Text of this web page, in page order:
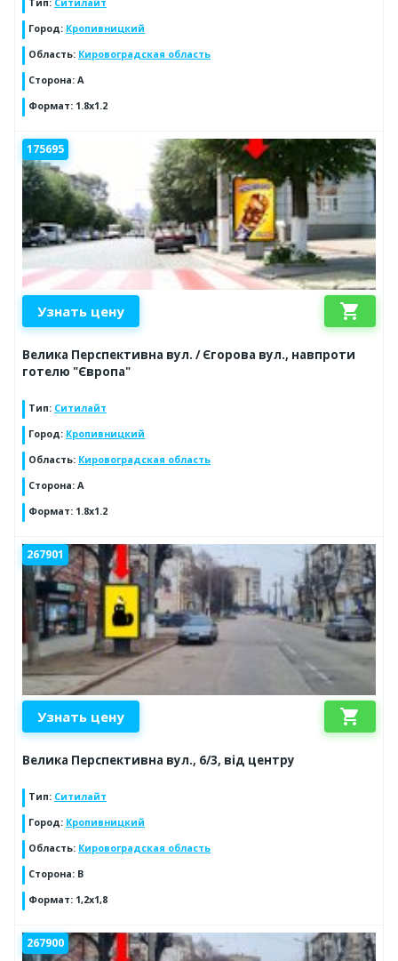
Тип: Ситилайт
Город: Кропивницкий
Область: Кировоградская область
Сторона: A
Формат: 1.8x1.2
175695
Узнать цену shopping_cart
Велика Перспективна вул. / Єгорова вул., навпроти
готелю "Європа"
Тип: Ситилайт
Город: Кропивницкий
Область: Кировоградская область
Сторона: A
Формат: 1.8x1.2
267901
Узнать цену shopping_cart
Велика Перспективна вул., 6/3, від центру
Тип: Ситилайт
Город: Кропивницкий
Область: Кировоградская область
Сторона: В
Формат: 1,2х1,8
267900